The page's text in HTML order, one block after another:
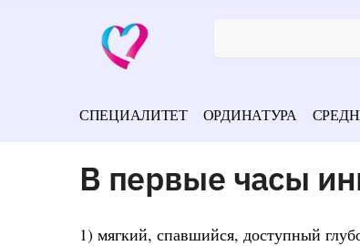
СПЕЦИАЛИТЕТ ОРДИНАТУРА
В первые часы
1) мягкий, спавшийся, доступный